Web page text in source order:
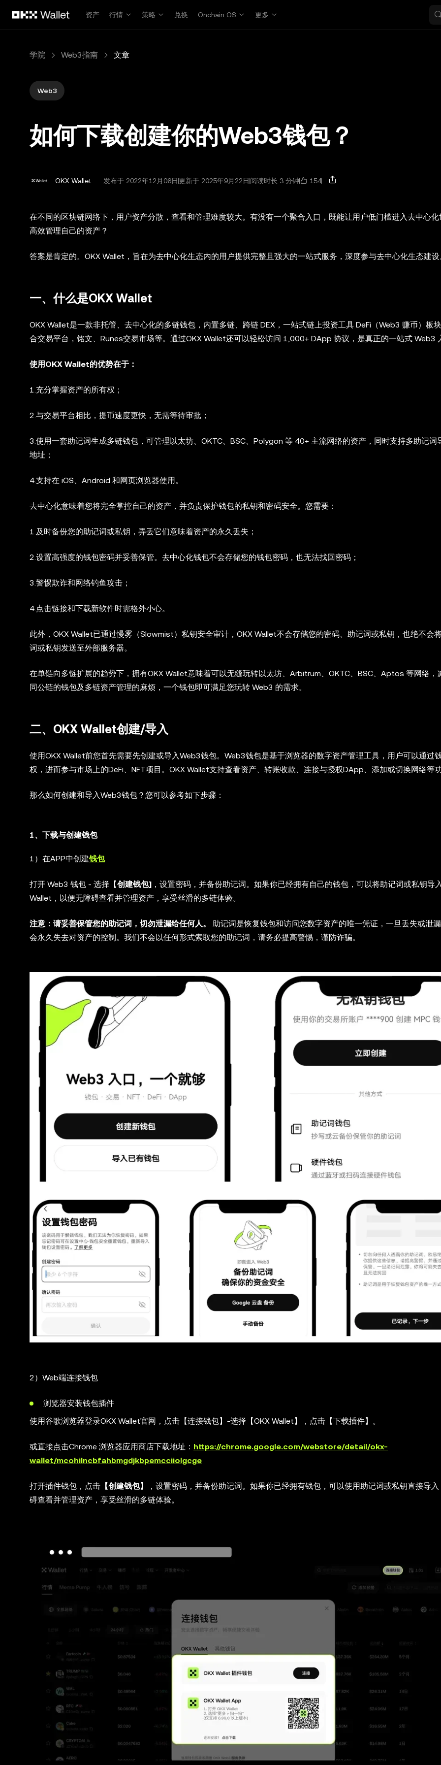
资产
行情 策略 兑换 Onchain OS 更多
学院 Web3指南 文章
Web3
如何下载创建你的Web3钱包？
OKX Wallet 发布于 2022年12月06日更新于 2025年9月22日 阅读时长 3 分钟 154
在不同的区块链网络下，用户资产分散，查看和管理难度较大。有没有一个聚合入口，既能让用户低门槛进入去中心
高效管理自己的资产？
答案是肯定的。OKX Wallet，旨在为去中心化生态内的用户提供完整且强大的一站式服务，深度参与去中心化生态建设
一、什么是OKX Wallet
OKX Wallet是一款非托管、去中心化的多链钱包，内置多链、跨链 DEX，一站式链上投资工具 DeFi（Web3 赚币）板
合交易平台，铭文、Runes交易市场等。通过OKX Wallet还可以轻松访问 1,000+ DApp 协议，是真正的一站式 Web3
使用OKX Wallet的优势在于：
1.充分掌握资产的所有权；
2.与交易平台相比，提币速度更快，无需等待审批；
3.使用一套助记词生成多链钱包，可管理以太坊、OKTC、BSC、Polygon 等 40+ 主流网络的资产，同时支持多助记词
地址；
4.支持在 iOS、Android 和网页浏览器使用。
去中心化意味着您将完全掌控自己的资产，并负责保护钱包的私钥和密码安全。您需要：
1.及时备份您的助记词或私钥，弄丢它们意味着资产的永久丢失；
2.设置高强度的钱包密码并妥善保管。去中心化钱包不会存储您的钱包密码，也无法找回密码；
3.警惕欺诈和网络钓鱼攻击；
4.点击链接和下载新软件时需格外小心。
此外，OKX Wallet已通过慢雾（Slowmist）私钥安全审计，OKX Wallet不会存储您的密码、助记词或私钥，也绝不会
词或私钥发送至外部服务器。
在单链向多链扩展的趋势下，拥有OKX Wallet意味着可以无缝玩转以太坊、Arbitrum、OKTC、BSC、Aptos 等网络，
同公链的钱包及多链资产管理的麻烦，一个钱包即可满足您玩转 Web3 的需求。
二、OKX Wallet创建/导入
使用OKX Wallet前您首先需要先创建或导入Web3钱包。Web3钱包是基于浏览器的数字资产管理工具，用户可以通过
权，进而参与市场上的DeFi、NFT项目。OKX Wallet支持查看资产、转账收款、连接与授权DApp、添加或切换网络等功
那么如何创建和导入Web3钱包？您可以参考如下步骤：
1、下载与创建钱包
1）在APP中创建钱包
打开 Web3 钱包 - 选择【创建钱包] ，设置密码，并备份助记词。如果你已经拥有自己的钱包，可以将助记词或私钥导
Wallet，以便无障碍查看并管理资产，享受丝滑的多链体验。
注意：请妥善保管您的助记词，切勿泄漏给任何人。
助记词是恢复钱包和访问您数字资产的唯一凭证，一旦丢失或泄
会永久失去对资产的控制。我们不会以任何形式索取您的助记词，请务必提高警惕，谨防诈骗。
2）Web端连接钱包
浏览器安装钱包插件
使用谷歌浏览器登录OKX Wallet官网，点击【连接钱包】-选择【OKX Wallet】，点击【下载插件】。
或直接点击Chrome 浏览器应用商店下载地址： https://chrome.google.com/webstore/detail/okx-
wallet/mcohilncbfahbmgdjkbpemcciiolgcge
打开插件钱包，点击 【创建钱包】
，设置密码，并备份助记词。如果你已经拥有钱包，可以使用助记词或私钥直接导
碍查看并管理资产，享受丝滑的多链体验。